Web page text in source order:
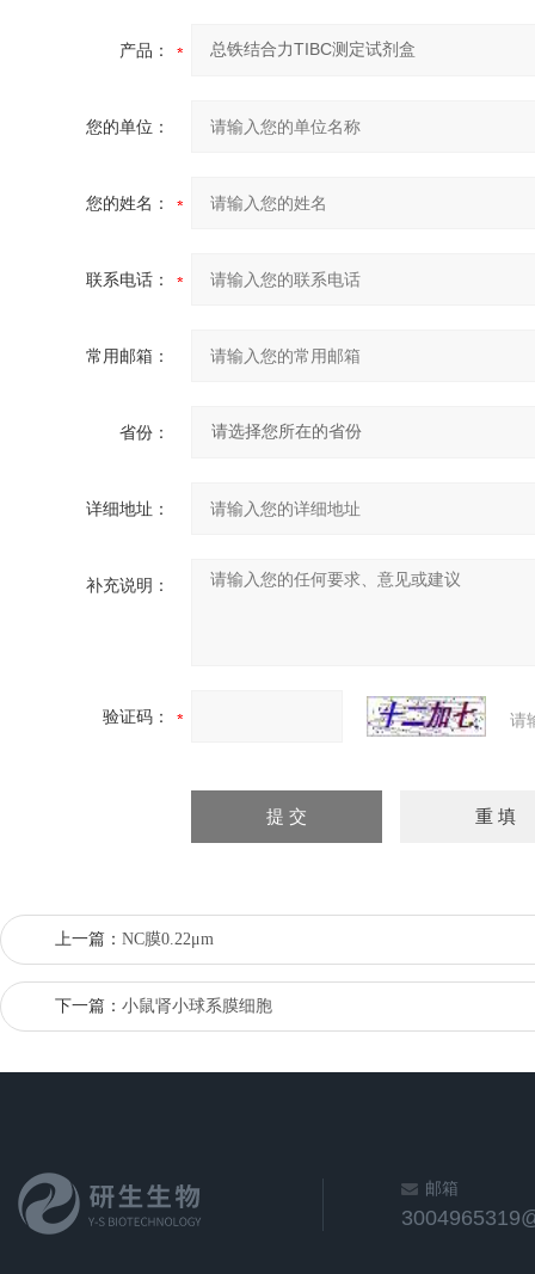
产品：
您的单位：
您的姓名：
联系电话：
常用邮箱：
省份：
详细地址：
补充说明：
验证码： 请
上一篇： NC膜0.22μm
下一篇： 小鼠肾小球系膜细胞
邮箱